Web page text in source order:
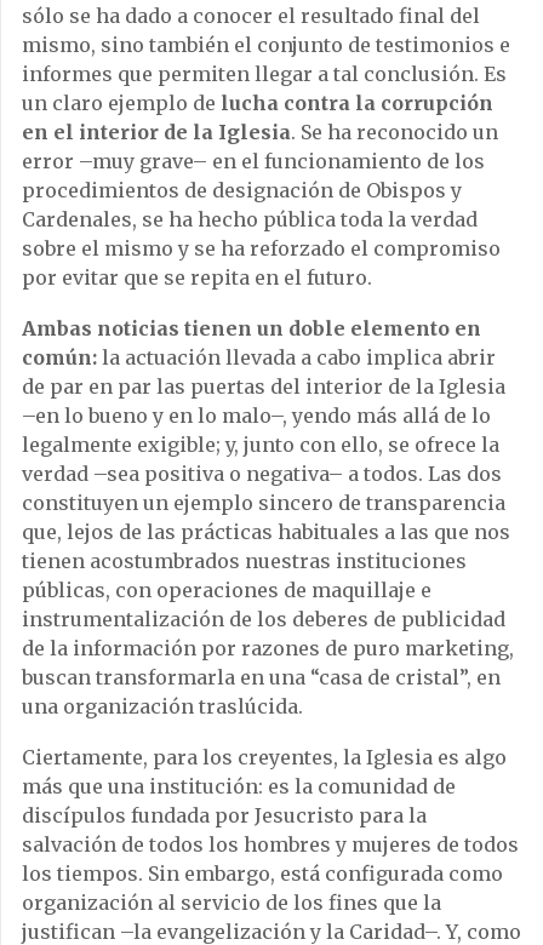
sólo se ha dado a conocer el resultado final del
mismo, sino también el conjunto de testimonios e
informes que permiten llegar a tal conclusión. Es
un claro ejemplo de lucha contra la corrupción
en el interior de la Iglesia. Se ha reconocido un
error –muy grave– en el funcionamiento de los
procedimientos de designación de Obispos y
Cardenales, se ha hecho pública toda la verdad
sobre el mismo y se ha reforzado el compromiso
por evitar que se repita en el futuro.
Ambas noticias tienen un doble elemento en
común: la actuación llevada a cabo implica abrir
de par en par las puertas del interior de la Iglesia
–en lo bueno y en lo malo–, yendo más allá de lo
legalmente exigible; y, junto con ello, se ofrece la
verdad –sea positiva o negativa– a todos. Las dos
constituyen un ejemplo sincero de transparencia
que, lejos de las prácticas habituales a las que nos
tienen acostumbrados nuestras instituciones
públicas, con operaciones de maquillaje e
instrumentalización de los deberes de publicidad
de la información por razones de puro marketing,
buscan transformarla en una “casa de cristal”, en
una organización traslúcida.
Ciertamente, para los creyentes, la Iglesia es algo
más que una institución: es la comunidad de
discípulos fundada por Jesucristo para la
salvación de todos los hombres y mujeres de todos
los tiempos. Sin embargo, está configurada como
organización al servicio de los fines que la
justifican –la evangelización y la Caridad–. Y, como